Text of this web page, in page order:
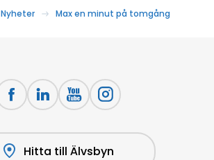
Nyheter Max en minut på tomgång
Hitta till Älvsbyn